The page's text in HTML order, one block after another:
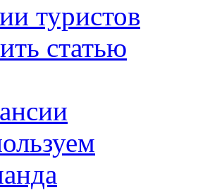
туристов
статью